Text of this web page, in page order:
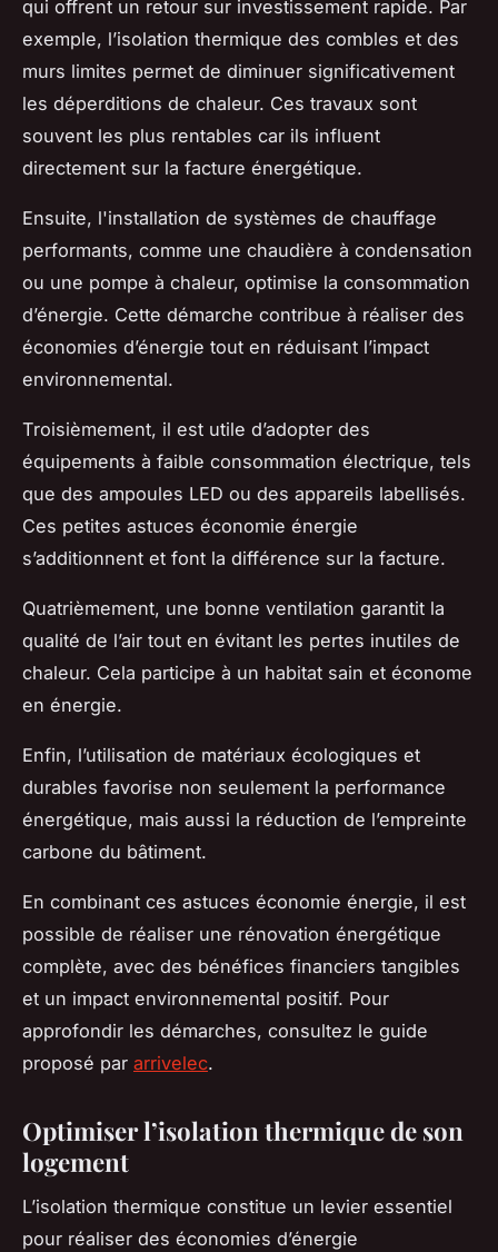
qui offrent un retour sur investissement rapide. Par
exemple, l’isolation thermique des combles et des
murs limites permet de diminuer significativement
les déperditions de chaleur. Ces travaux sont
souvent les plus rentables car ils influent
directement sur la facture énergétique.
Ensuite, l'installation de systèmes de chauffage
performants, comme une chaudière à condensation
ou une pompe à chaleur, optimise la consommation
d’énergie. Cette démarche contribue à réaliser des
économies d’énergie tout en réduisant l’impact
environnemental.
Troisièmement, il est utile d’adopter des
équipements à faible consommation électrique, tels
que des ampoules LED ou des appareils labellisés.
Ces petites astuces économie énergie
s’additionnent et font la différence sur la facture.
Quatrièmement, une bonne ventilation garantit la
qualité de l’air tout en évitant les pertes inutiles de
chaleur. Cela participe à un habitat sain et économe
en énergie.
Enfin, l’utilisation de matériaux écologiques et
durables favorise non seulement la performance
énergétique, mais aussi la réduction de l’empreinte
carbone du bâtiment.
En combinant ces astuces économie énergie, il est
possible de réaliser une rénovation énergétique
complète, avec des bénéfices financiers tangibles
et un impact environnemental positif. Pour
approfondir les démarches, consultez le guide
proposé par arrivelec.
Optimiser l’isolation thermique de son
logement
L’isolation thermique constitue un levier essentiel
pour réaliser des économies d’énergie